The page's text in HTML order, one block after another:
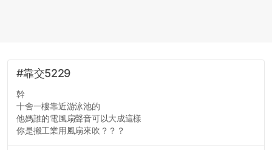
#靠交5229
幹
十舍一樓靠近游泳池的
他媽誰的電風扇聲音可以大成這樣
你是搬工業用風扇來吹？？？